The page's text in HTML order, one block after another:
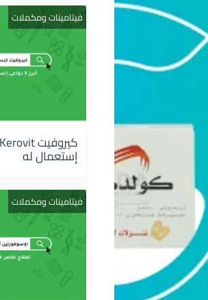
فيتامينات ومكملات
إستعمال له
فيتامينات ومكملات